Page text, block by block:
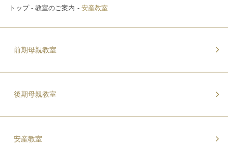
トップ 教室のご案内 安産教室
前期母親教室
後期母親教室
安産教室